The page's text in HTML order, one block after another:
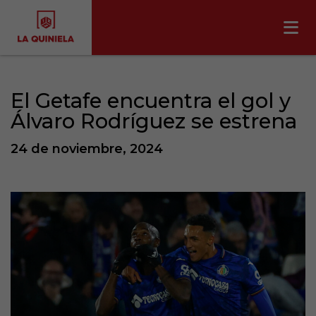
El Getafe encuentra el gol y
Álvaro Rodríguez se estrena
24 de noviembre, 2024